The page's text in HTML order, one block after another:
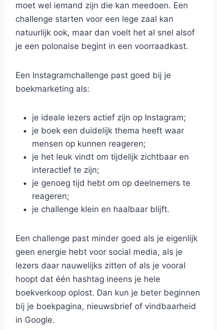
moet wel iemand zijn die kan meedoen. Een
challenge starten voor een lege zaal kan
natuurlijk ook, maar dan voelt het al snel alsof
je een polonaise begint in een voorraadkast.
Een Instagramchallenge past goed bij je
boekmarketing als:
je ideale lezers actief zijn op Instagram;
je boek een duidelijk thema heeft waar
mensen op kunnen reageren;
je het leuk vindt om tijdelijk zichtbaar en
interactief te zijn;
je genoeg tijd hebt om op deelnemers te
reageren;
je challenge klein en haalbaar blijft.
Een challenge past minder goed als je eigenlijk
geen energie hebt voor social media, als je
lezers daar nauwelijks zitten of als je vooral
hoopt dat één hashtag ineens je hele
boekverkoop oplost. Dan kun je beter beginnen
bij je boekpagina, nieuwsbrief of vindbaarheid
in Google.